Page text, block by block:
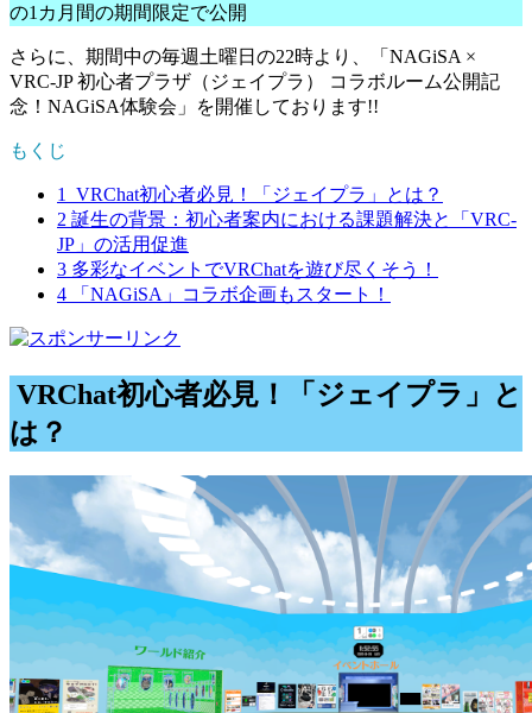
の1カ月間の期間限定で公開
さらに、期間中の毎週土曜日の22時より、「NAGiSA ×
VRC-JP 初心者プラザ（ジェイプラ） コラボルーム公開記
念！NAGiSA体験会」を開催しております!!
もくじ
1
VRChat初心者必見！「ジェイプラ」とは？
2 誕生の背景：初心者案内における課題解決と「VRC-
JP」の活用促進
3 多彩なイベントでVRChatを遊び尽くそう！
4 「NAGiSA」コラボ企画もスタート！
VRChat初心者必見！「ジェイプラ」と
は？